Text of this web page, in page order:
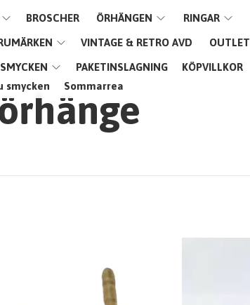
BROSCHER ÖRHÄNGEN RINGAR
VINTAGE & RETRO AVD OUTLET
PAKETINSLAGNING
KÖPVILLKOR
smycken
Sommarrea